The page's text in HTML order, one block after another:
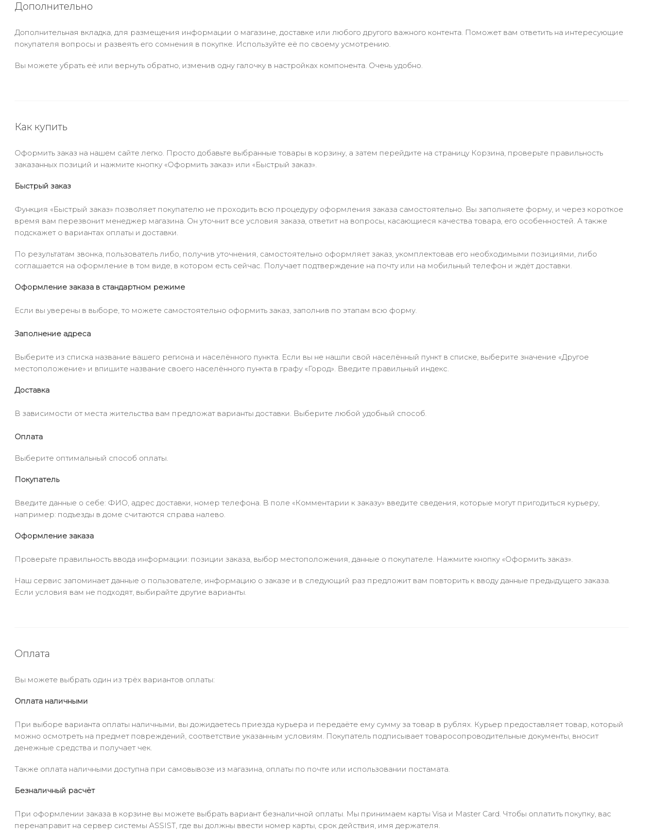
Дополнительно
Дополнительная вкладка, для размещения информации о магазине, доставке или любого другого важного контента. Поможет вам ответить на интересующие
покупателя вопросы и развеять его сомнения в покупке. Используйте её по своему усмотрению.
Вы можете убрать её или вернуть обратно, изменив одну галочку в настройках компонента. Очень удобно.
Как купить
Оформить заказ на нашем сайте легко. Просто добавьте выбранные товары в корзину, а затем перейдите на страницу Корзина, проверьте правильность
заказанных позиций и нажмите кнопку «Оформить заказ» или «Быстрый заказ».
Быстрый заказ
Функция «Быстрый заказ» позволяет покупателю не проходить всю процедуру оформления заказа самостоятельно. Вы заполняете форму, и через короткое
время вам перезвонит менеджер магазина. Он уточнит все условия заказа, ответит на вопросы, касающиеся качества товара, его особенностей. А также
подскажет о вариантах оплаты и доставки.
По результатам звонка, пользователь либо, получив уточнения, самостоятельно оформляет заказ, укомплектовав его необходимыми позициями, либо
соглашается на оформление в том виде, в котором есть сейчас. Получает подтверждение на почту или на мобильный телефон и ждёт доставки.
Оформление заказа в стандартном режиме
Если вы уверены в выборе, то можете самостоятельно оформить заказ, заполнив по этапам всю форму.
Заполнение адреса
Выберите из списка название вашего региона и населённого пункта. Если вы не нашли свой населённый пункт в списке, выберите значение «Другое
местоположение» и впишите название своего населённого пункта в графу «Город». Введите правильный индекс.
Доставка
В зависимости от места жительства вам предложат варианты доставки. Выберите любой удобный способ.
Оплата
Выберите оптимальный способ оплаты.
Покупатель
Введите данные о себе: ФИО, адрес доставки, номер телефона. В поле «Комментарии к заказу» введите сведения, которые могут пригодиться курьеру,
например: подъезды в доме считаются справа налево.
Оформление заказа
Проверьте правильность ввода информации: позиции заказа, выбор местоположения, данные о покупателе. Нажмите кнопку «Оформить заказ».
Наш сервис запоминает данные о пользователе, информацию о заказе и в следующий раз предложит вам повторить к вводу данные предыдущего заказа.
Если условия вам не подходят, выбирайте другие варианты.
Оплата
Вы можете выбрать один из трёх вариантов оплаты:
Оплата наличными
При выборе варианта оплаты наличными, вы дожидаетесь приезда курьера и передаёте ему сумму за товар в рублях. Курьер предоставляет товар, который
можно осмотреть на предмет повреждений, соответствие указанным условиям. Покупатель подписывает товаросопроводительные документы, вносит
денежные средства и получает чек.
Также оплата наличными доступна при самовывозе из магазина, оплаты по почте или использовании постамата.
Безналичный расчёт
При оформлении заказа в корзине вы можете выбрать вариант безналичной оплаты. Мы принимаем карты Visa и Master Card. Чтобы оплатить покупку, вас
перенаправит на сервер системы ASSIST, где вы должны ввести номер карты, срок действия, имя держателя.